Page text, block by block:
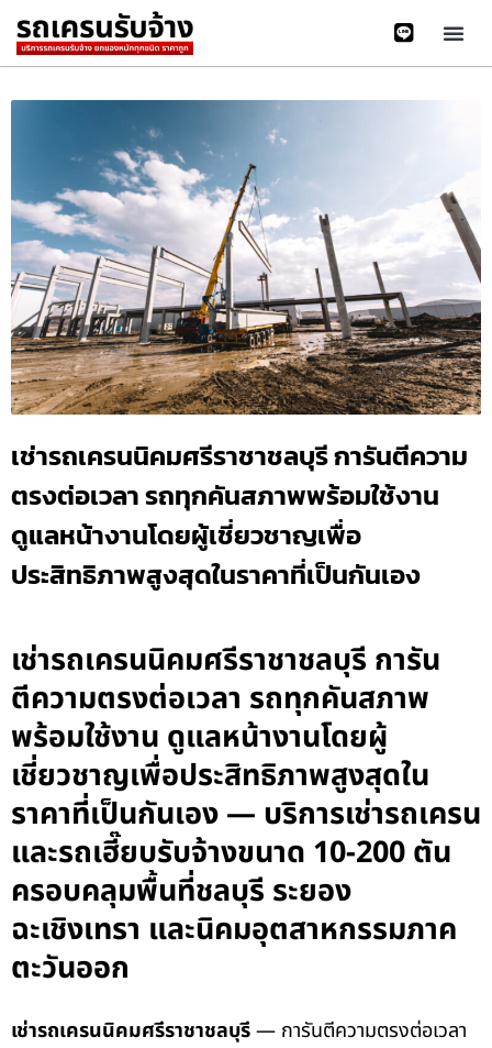
เช่ารถเครนนิคมศรีราชาชลบุรี การันตีความ
ตรงต่อเวลา รถทุกคันสภาพพร้อมใช้งาน
ดูแลหน้างานโดยผู้เชี่ยวชาญเพื่อ
ประสิทธิภาพสูงสุดในราคาที่เป็นกันเอง
เช่ารถเครนนิคมศรีราชาชลบุรี การัน
ตีความตรงต่อเวลา รถทุกคันสภาพ
พร้อมใช้งาน ดูแลหน้างานโดยผู้
เชี่ยวชาญเพื่อประสิทธิภาพสูงสุดใน
ราคาที่เป็นกันเอง — บริการเช่ารถเครน
และรถเฮี๊ยบรับจ้างขนาด 10-200 ตัน
ครอบคลุมพื้นที่ชลบุรี ระยอง
ฉะเชิงเทรา และนิคมอุตสาหกรรมภาค
ตะวันออก
เช่ารถเครนนิคมศรีราชาชลบุรี— การันตีความตรงต่อเวลา